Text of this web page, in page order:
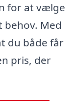
for at vælge
Med
du både får
pris, der